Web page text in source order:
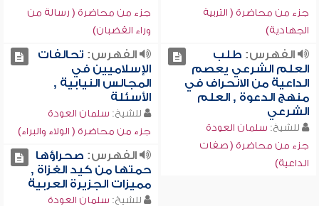
جزء من محاضرة ( التربية
الجهادية)
جزء من محاضرة ( رسالة من
وراء القضبان)
الفهرس: طلب
العلم الشرعي يعصم
الداعية من الانحراف في
منهج الدعوة , العلم
الشرعي
للشيخ: سلمان العودة
جزء من محاضرة ( صفات
الداعية)
الفهرس: تحالفات
الإسلاميين في
المجالس النيابية ,
الأسئلة
للشيخ: سلمان العودة
جزء من محاضرة ( الولاء والبراء)
الفهرس: صحراؤها
حمتها من كيد الغزاة ,
مميزات الجزيرة العربية
للشيخ: سلمان العودة